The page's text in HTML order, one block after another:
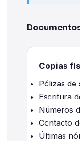
Copias
Pólizas de
Escritura
Números
Contacto
Últimas